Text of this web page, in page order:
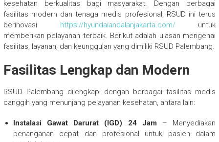
kesehatan berkualitas bagi masyarakat. Dengan berbagai
fasilitas modern dan tenaga medis profesional, RSUD ini terus
berinovasi https://hyundaiandalanjakarta.com/untuk
memberikan pelayanan terbaik. Berikut adalah ulasan mengenai
fasilitas, layanan, dan keunggulan yang dimiliki RSUD Palembang.
Fasilitas Lengkap dan Modern
RSUD Palembang dilengkapi dengan berbagai fasilitas medis
canggih yang menunjang pelayanan kesehatan, antara lain:
Instalasi Gawat Darurat (IGD) 24 Jam – Menyediakan
penanganan cepat dan profesional untuk pasien dalam